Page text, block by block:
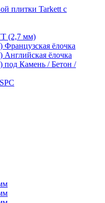
плитки Tarkett с
(2,7 мм)
ёлочка
Английская ёлочка
под Камень / Бетон /